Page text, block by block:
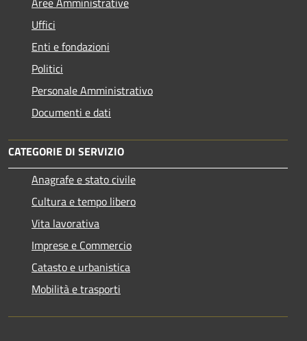
Uffici
Enti e fondazioni
Politici
Personale Amministrativo
Documenti e dati
CATEGORIE DI SERVIZIO
Anagrafe e stato civile
Cultura e tempo libero
Vita lavorativa
Imprese e Commercio
Catasto e urbanistica
Mobilità e trasporti